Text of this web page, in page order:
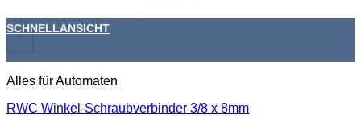
+
SCHNELLANSICHT
Alles für Automaten
RWC Winkel-Schraubverbinder 3/8 x 8mm